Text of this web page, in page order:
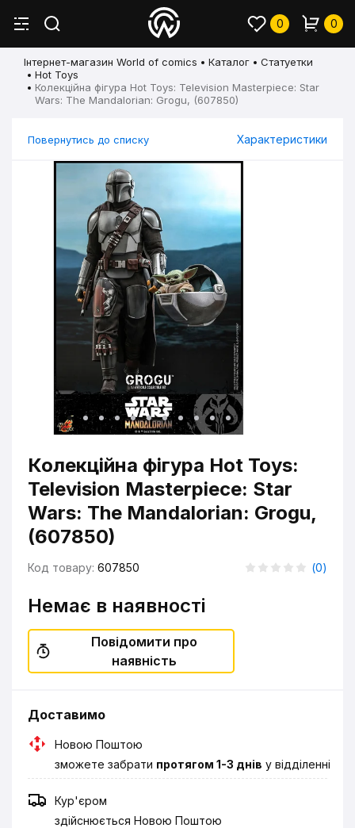
0 0
Інтернет-магазин World of comics Каталог
Статуетки
Hot Toys
Колекційна фігура Hot Toys: Television Masterpiece: Star
Wars: The Mandalorian: Grogu, (607850)
Повернутись до списку Характеристики
Колекційна фігура Hot Toys:
Television Masterpiece: Star
Wars: The Mandalorian: Grogu,
(607850)
Код товару: 607850 (0)
Немає в наявності
Повідомити про
наявність
Доставимо
Новою Поштою
зможете забрати протягом 1-3 днів у відділенні
Кур'єром
здійснюється Новою Поштою